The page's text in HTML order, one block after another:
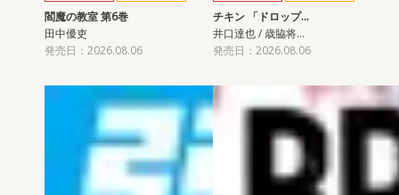
閻魔の教室 第6巻
田中優吏
発売日：2026.08.06
チキン 「ドロップ…
井口達也 / 歳脇将…
発売日：2026.08.06